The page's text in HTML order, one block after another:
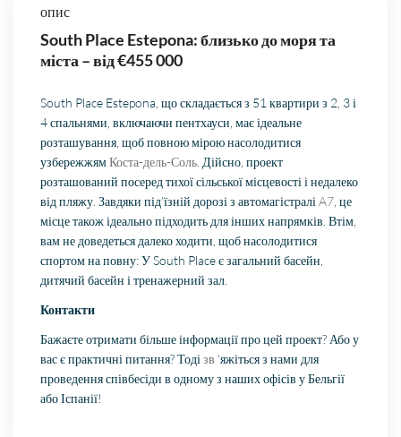
опис
South Place Estepona: близько до моря та
міста – від €455 000
South Place Estepona, що складається з 51 квартири з 2, 3 і
4 спальнями, включаючи пентхауси, має ідеальне
розташування, щоб повною мірою насолодитися
узбережжямКоста-дель-Соль . Дійсно, проект
розташований посеред тихої сільської місцевості і недалеко
від пляжу. Завдяки під’їзній дорозі з автомагістраліA7 , це
місце також ідеально підходить для інших напрямків. Втім,
вам не доведеться далеко ходити, щоб насолодитися
спортом на повну: У South Place є загальний басейн,
дитячий басейн і тренажерний зал.
Контакти
Бажаєте отримати більше інформації про цей проект? Або у
вас є практичні питання? Тодізв ‘яжіться з нами для
проведення співбесіди в одному з наших офісів у Бельгії
або Іспанії!